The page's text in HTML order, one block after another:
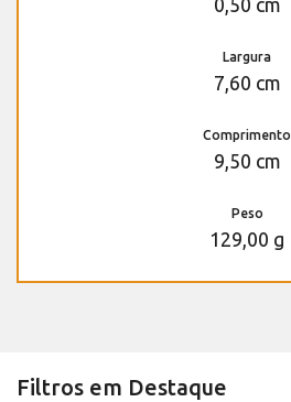
0,50 cm
Largura
7,60 cm
Comprimento
9,50 cm
Peso
129,00 g
Filtros em Destaque